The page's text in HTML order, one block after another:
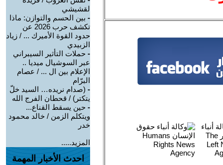
لقشيشي
- بين الحسم والتوازن: ماذا
تكشف حرب 2026 عن
حدود القوة الأميرك ... / زياد
الزبيدي
- حملات التأثير السيبراني
عبر السوشيال ميديا ..
الإعلام بين ال ... / عصام
البرّام
- (صدام نريده… السيد خلّ
يتكتر) / قحطان الفرج الله
- حين يسقط القناع...
ويتكلم الزمن / خالد محمود
خدر
المزيد.....
احدث الأخبار المهمة